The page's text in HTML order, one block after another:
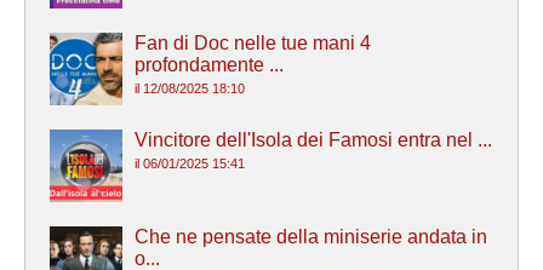
Fan di Doc nelle tue mani 4
profondamente ...
il 12/08/2025 18:10
Vincitore dell'Isola dei Famosi entra nel ...
il 06/01/2025 15:41
Che ne pensate della miniserie andata in
o...